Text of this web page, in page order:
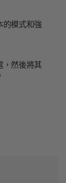
的模式和強
，然後將其